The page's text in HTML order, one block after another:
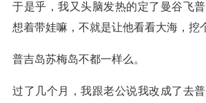
于是乎，我又头脑发热的定了曼谷飞普
想着带娃嘛，不就是让他看看大海，挖
普吉岛苏梅岛不都一样么。
过了几个月，我跟老公说我改成了去